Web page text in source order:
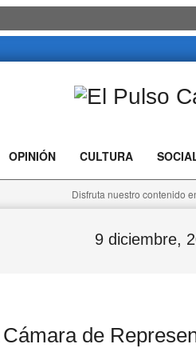
Caribe
OPINIÓN CULTURA
Disfruta nuestro contenido
9 diciembre,
de